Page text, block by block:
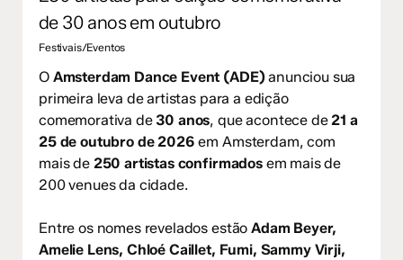
de 30 anos em outubro
Festivais/Eventos
O Amsterdam Dance Event (ADE)anunciou sua
primeira leva de artistas para a edição
comemorativa de 30 anos, que acontece de21 a
25 de outubro de 2026 em Amsterdam, com
mais de 250 artistas confirmadosem mais de
200 venues da cidade.
Entre os nomes revelados estãoAdam Beyer,
Amelie Lens, Chloé Caillet, Fumi, Sammy Virji,